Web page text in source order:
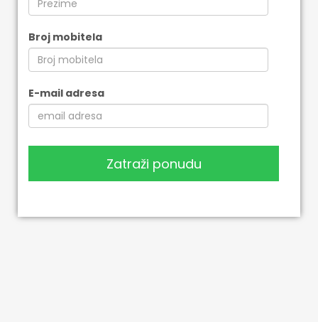
Broj mobitela
E-mail adresa